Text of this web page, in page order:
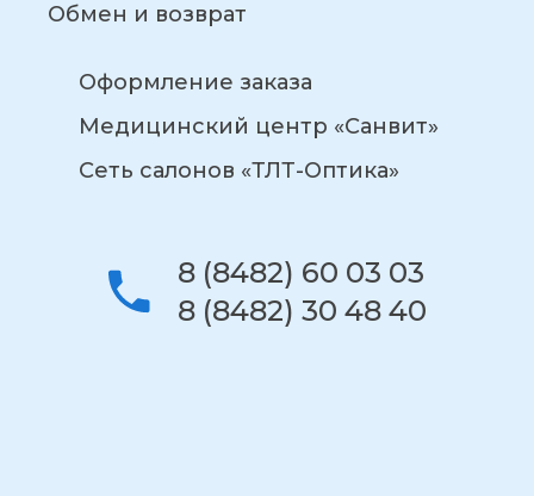
Обмен и возврат
Оформление заказа
Медицинский центр «Санвит»
Сеть салонов «ТЛТ-Оптика»
8 (8482) 60 03 03
8 (8482) 30 48 40